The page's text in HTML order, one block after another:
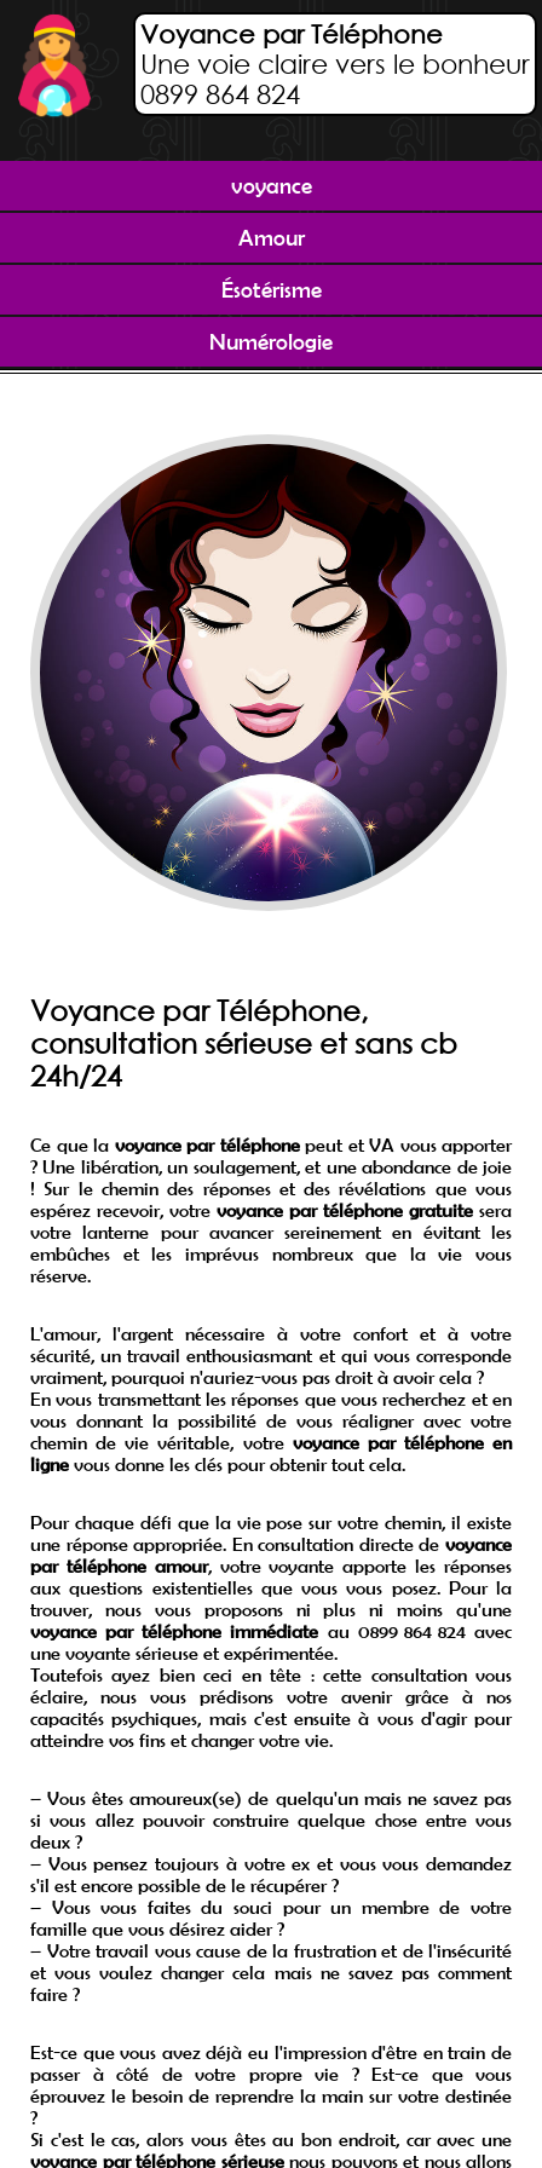
Voyance par Téléphone
Une voie claire vers le bonheur
0899 864 824
voyance
Amour
Ésotérisme
Numérologie
Voyance par Téléphone,
consultation sérieuse et sans cb
24h/24
Ce que la voyance par téléphonepeut et VA vous apporter
? Une libération, un soulagement, et une abondance de joie
! Sur le chemin des réponses et des révélations que vous
espérez recevoir, votre voyance par téléphone gratuite sera
votre lanterne pour avancer sereinement en évitant les
embûches et les imprévus nombreux que la vie vous
réserve.
L'amour, l'argent nécessaire à votre confort et à votre
sécurité, un travail enthousiasmant et qui vous corresponde
vraiment, pourquoi n'auriez-vous pas droit à avoir cela ?
En vous transmettant les réponses que vous recherchez et en
vous donnant la possibilité de vous réaligner avec votre
chemin de vie véritable, votre voyance par téléphone en
ligne vous donne les clés pour obtenir tout cela.
Pour chaque défi que la vie pose sur votre chemin, il existe
une réponse appropriée. En consultation directe de voyance
par téléphone amour, votre voyante apporte les réponses
aux questions existentielles que vous vous posez. Pour la
trouver, nous vous proposons ni plus ni moins qu'une
voyance par téléphone immédiate au 0899 864 824 avec
une voyante sérieuse et expérimentée.
Toutefois ayez bien ceci en tête : cette consultation vous
éclaire, nous vous prédisons votre avenir grâce à nos
capacités psychiques, mais c'est ensuite à vous d'agir pour
atteindre vos fins et changer votre vie.
– Vous êtes amoureux(se) de quelqu'un mais ne savez pas
si vous allez pouvoir construire quelque chose entre vous
deux ?
– Vous pensez toujours à votre ex et vous vous demandez
s'il est encore possible de le récupérer ?
– Vous vous faites du souci pour un membre de votre
famille que vous désirez aider ?
– Votre travail vous cause de la frustration et de l'insécurité
et vous voulez changer cela mais ne savez pas comment
faire ?
Est-ce que vous avez déjà eu l'impression d'être en train de
passer à côté de votre propre vie ? Est-ce que vous
éprouvez le besoin de reprendre la main sur votre destinée
?
Si c'est le cas, alors vous êtes au bon endroit, car avec une
voyance par téléphone sérieusenous pouvons et nous allons